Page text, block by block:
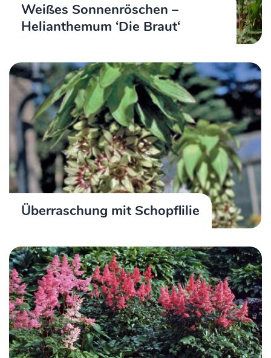
Weißes Sonnenröschen –
Helianthemum ‘Die Braut‘
Überraschung mit Schopflilie